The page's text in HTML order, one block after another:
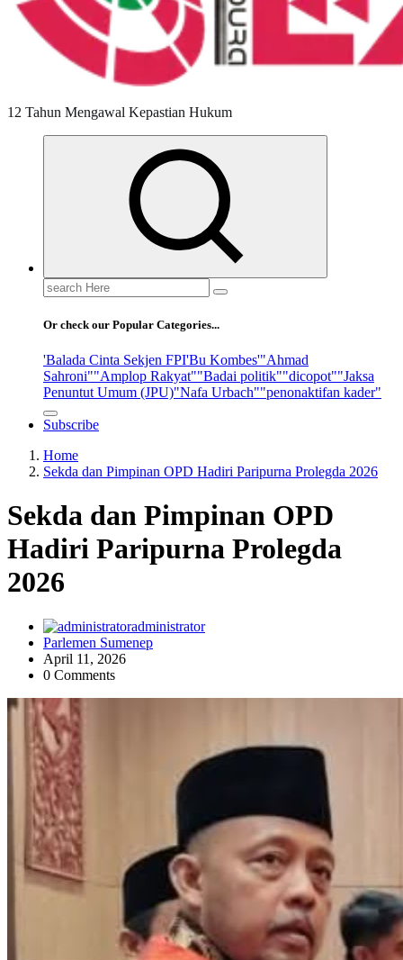
12 Tahun Mengawal Kepastian Hukum
Search
for:
Or check our Popular Categories...
'Balada Cinta Sekjen FPI'Bu Kombes'"Ahmad
Sahroni""Amplop Rakyat""Badai politik""dicopot""Jaksa
Penuntut Umum (JPU)"Nafa Urbach""penonaktifan kader"
Subscribe
Home
Sekda dan Pimpinan OPD Hadiri Paripurna Prolegda 2026
Sekda dan Pimpinan OPD
Hadiri Paripurna Prolegda
2026
administrator
Parlemen Sumenep
April 11, 2026
0 Comments